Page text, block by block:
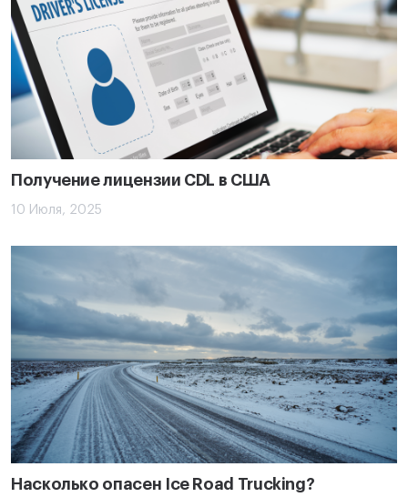
Получение лицензии CDL в США
10 Июля, 2025
Насколько опасен Ice Road Trucking?